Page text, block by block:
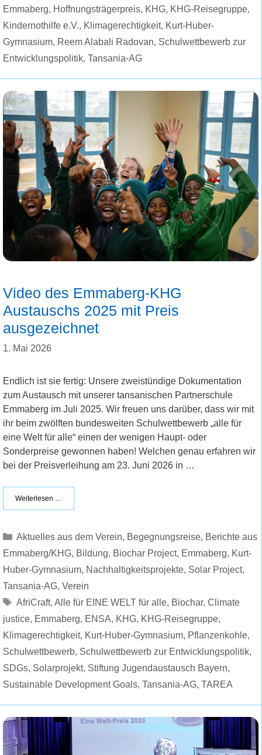
Emmaberg, Hoffnungsträgerpreis, KHG, KHG-Reisegruppe,
Kindernothilfe e.V., Klimagerechtigkeit, Kurt-Huber-
Gymnasium, Reem Alabali Radovan, Schulwettbewerb zur
Entwicklungspolitik, Tansania-AG
Video des Emmaberg-KHG
Austauschs 2025 mit Preis
ausgezeichnet
1. Mai 2026
Endlich ist sie fertig: Unsere zweistündige Dokumentation
zum Austausch mit unserer tansanischen Partnerschule
Emmaberg im Juli 2025. Wir freuen uns darüber, dass wir mit
ihr beim zwölften bundesweiten Schulwettbewerb „alle für
eine Welt für alle“ einen der wenigen Haupt- oder
Sonderpreise gewonnen haben! Welchen genau erfahren wir
bei der Preisverleihung am 23. Juni 2026 in …
Weiterlesen …
Kategorien
Aktuelles aus dem Verein, Begegnungsreise, Berichte aus
Emmaberg/KHG, Bildung, Biochar Project, Emmaberg, Kurt-
Huber-Gymnasium, Nachhaltigkeitsprojekte, Solar Project,
Tansania-AG, Verein
Schlagwörter
AfriCraft, Alle für EINE WELT für alle, Biochar, Climate
justice, Emmaberg, ENSA, KHG, KHG-Reisegruppe,
Klimagerechtigkeit, Kurt-Huber-Gymnasium, Pflanzenkohle,
Schulwettbewerb, Schulwettbewerb zur Entwicklungspolitik,
SDGs, Solarprojekt, Stiftung Jugendaustausch Bayern,
Sustainable Development Goals, Tansania-AG, TAREA